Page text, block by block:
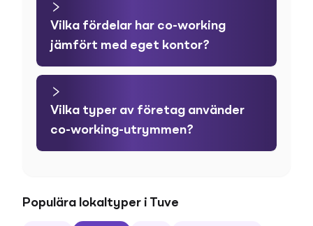
Vilka fördelar har co-working
jämfört med eget kontor?
Vilka typer av företag använder
co-working-utrymmen?
Populära lokaltyper i Tuve